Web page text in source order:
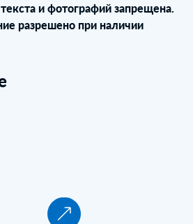
и фотографий запрещена.
разрешено при наличии